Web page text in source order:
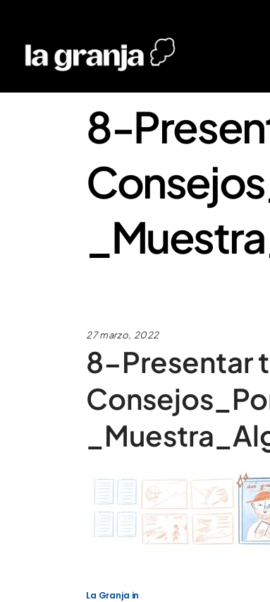
8-
27 marzo, 2022
8-Presentar
La Granja in